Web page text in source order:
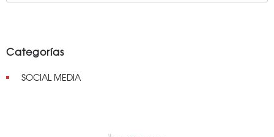
Categorías
SOCIAL MEDIA